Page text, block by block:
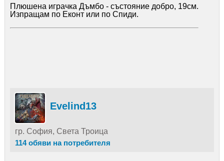
Плюшена играчка Дъмбо - състояние добро, 19см.
Изпращам по Еконт или по Спиди.
Evelind13
гр. София, Света Троица
114 обяви на потребителя